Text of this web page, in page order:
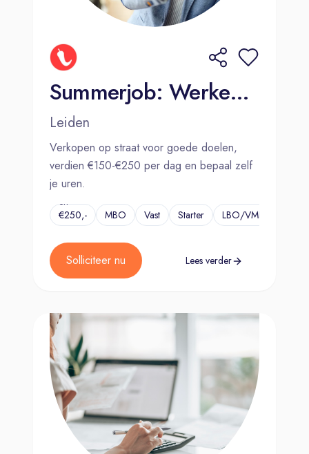
Summerjob: Werken wanneer jij wilt (€150-€250 per dag)
Leiden
Verkopen op straat voor goede doelen,
verdien €150-€250 per dag en bepaal zelf
je uren.
€150,-
en
€250,-
per
dag
MBO Vast Starter LBO/VMBO
Solliciteer nu Lees verder